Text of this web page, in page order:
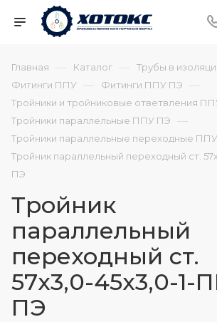
Главная — Каталог — Трубы в
Фитинги ППУ — Фитинги ППУ ПЭ —
Тройники и тройниковые ответвления
Тройники параллельные ППУ ПЭ —
Тройники параллельные переходные
Тройник параллельный переходный ст.
ПЭ
Тройник
параллельный
переходный ст.
57х3,0-45х3,0-1-
ПЭ